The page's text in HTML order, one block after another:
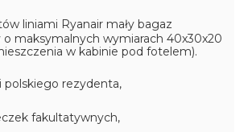
liniami Ryanair mały bagaz
o maksymalnych wymiarach 40x30x20
w kabinie pod fotelem).
polskiego rezydenta,
fakultatywnych,